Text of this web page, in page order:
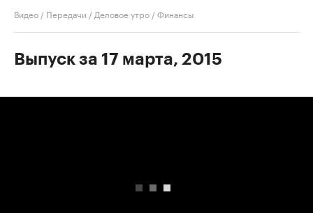
Видео / Передачи / Деловое утро /Финансы
Выпуск за 17 марта, 2015